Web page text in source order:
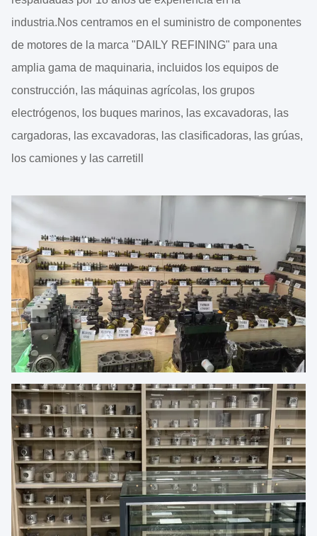
industria.Nos centramos en el suministro de componentes
de motores de la marca "DAILY REFINING" para una
amplia gama de maquinaria, incluidos los equipos de
construcción, las máquinas agrícolas, los grupos
electrógenos, los buques marinos, las excavadoras, las
cargadoras, las excavadoras, las clasificadoras, las grúas,
los camiones y las carretill